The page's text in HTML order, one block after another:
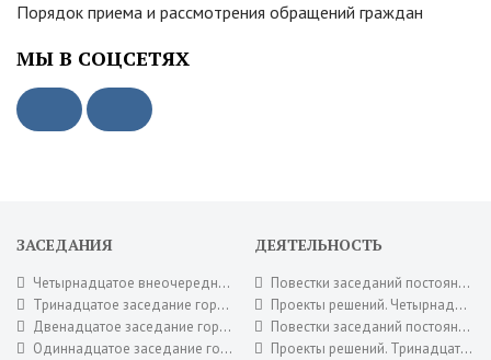
Порядок приема и рассмотрения обращений граждан
МЫ В СОЦСЕТЯХ
ЗАСЕДАНИЯ
Четырнадцатое внеочередное заседание городского Совета депутатов 16 июля 2026 года.
Тринадцатое заседание городского Совета депутатов 30 июня 2026 года.
Двенадцатое заседание городского Совета депутатов 26 мая 2026 года.
Одиннадцатое заседание городского Совета депутатов 28 апреля 2026 года.
ДЕЯТЕЛЬНОСТЬ
Повестки заседаний постоянных комиссий городского Совета депутатов. Июль 2026 года.
Проекты решений. Четырнадцатое внеочередное заседание городского Совета депутатов 16 июля 2026 года.
Повестки заседаний постоянных комиссий городского Совета депутатов. Июнь 2026 года.
Проекты решений. Тринадцатое заседание городского Совета депутатов 30 июня 2026 года.